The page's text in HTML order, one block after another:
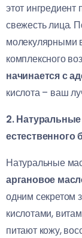
этот ингредиент
свежесть лица.
молекулярными
комплексного
начинается с
кислота – ваш
2.
естественного
Натуральные
аргановое
одним секретом
кислотами,
питают кожу,